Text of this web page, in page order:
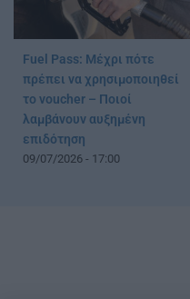
Fuel Pass: Μέχρι πότε
πρέπει να χρησιμοποιηθεί
το voucher – Ποιοί
λαμβάνουν αυξημένη
επιδότηση
09/07/2026 - 17:00